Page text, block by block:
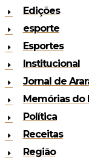
Edições
esporte
Esportes
Institucional
Jornal de
Memórias do
Política
Receitas
Região